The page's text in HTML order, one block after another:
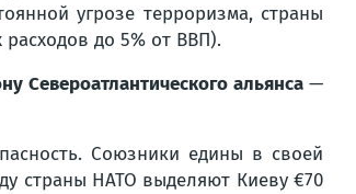
угрозе терроризма, страны
до 5% от ВВП).
Североатлантического альянса—
Союзники едины в своей
страны НАТО выделяют Киеву €70